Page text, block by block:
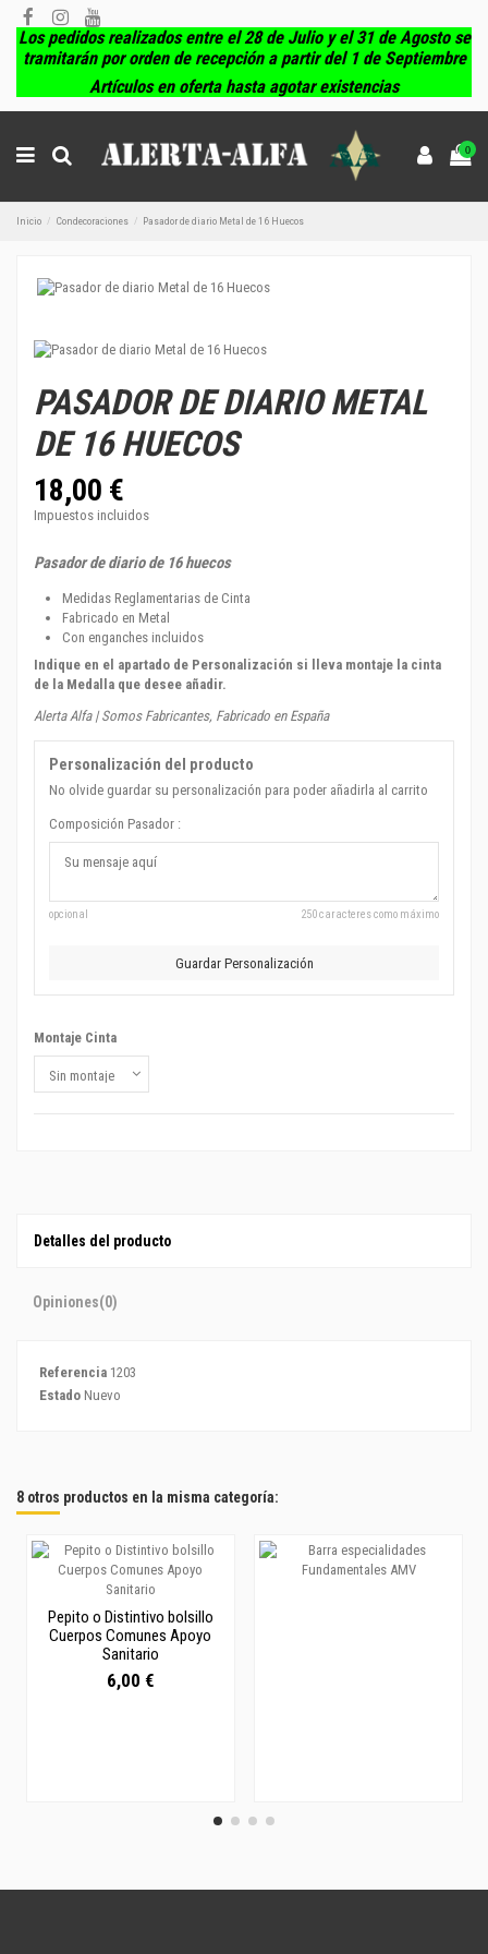
Los pedidos realizados entre el 28 de Julio y el 31 de Agosto se
tramitarán por orden de recepción a partir del 1 de Septiembre
Artículos en oferta hasta agotar existencias
0
Inicio Condecoraciones Pasador de diario Metal de 16 Huecos
PASADOR DE DIARIO METAL
DE 16 HUECOS
18,00 €
Impuestos incluidos
Pasador de diario de 16 huecos
Medidas Reglamentarias de Cinta
Fabricado en Metal
Con enganches incluidos
Indique en el apartado de Personalización si lleva montaje la cinta
de la Medalla que desee añadir.
Alerta Alfa | Somos Fabricantes, Fabricado en España
Personalización del producto
No olvide guardar su personalización para poder añadirla al carrito
Composición Pasador :
opcional 250 caracteres como máximo
Guardar Personalización
Montaje Cinta
Detalles del producto
Opiniones(0)
Referencia 1203
Estado Nuevo
8 otros productos en la misma categoría:
Pepito o Distintivo bolsillo
Cuerpos Comunes Apoyo
Sanitario
6,00 €